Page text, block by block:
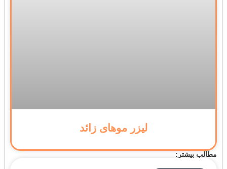
لیزر موهای زائد
مطالب بیشتر: